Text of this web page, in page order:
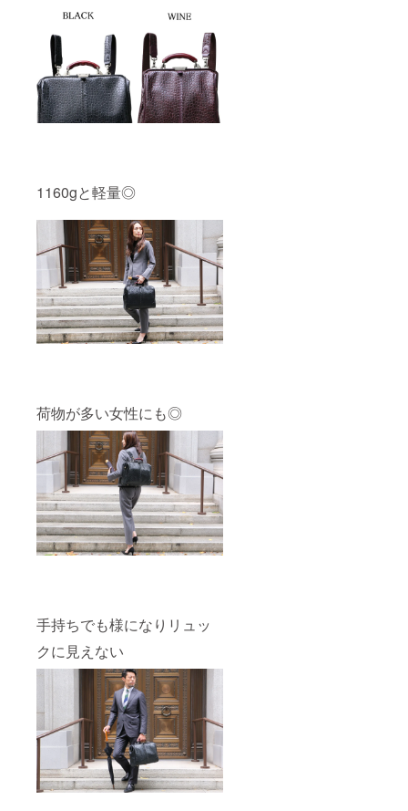
1160gと軽量◎
荷物が多い女性にも◎
手持ちでも様になりリュッ
クに見えない